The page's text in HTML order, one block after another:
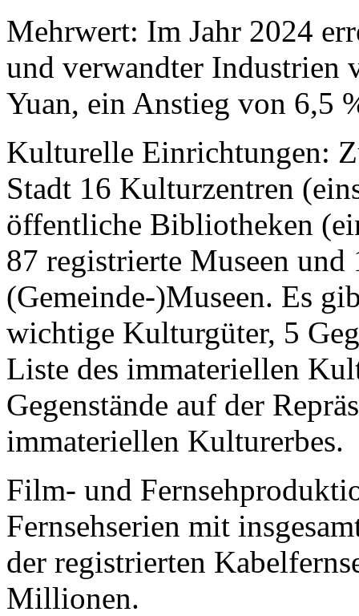
Mehrwert: Im Jahr 2024
und verwandter Industrien
Yuan, ein Anstieg von 6,5
Kulturelle Einrichtungen:
Stadt 16 Kulturzentren
öffentliche Bibliotheken
87 registrierte Museen
(Gemeinde-)Museen. Es
wichtige Kulturgüter, 5
Liste des immateriellen
Gegenstände auf der
immateriellen Kulturerbes.
Film- und
Fernsehserien mit
der registrierten
Millionen.